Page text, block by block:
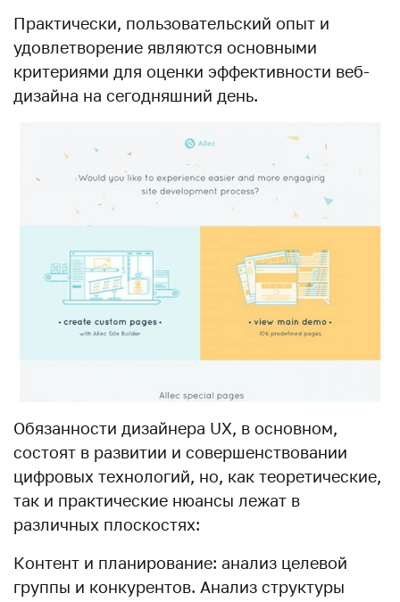
Практически, пользовательский опыт и
удовлетворение являются основными
критериями для оценки эффективности веб-
дизайна на сегодняшний день.
Обязанности дизайнера UX, в основном,
состоят в развитии и совершенствовании
цифровых технологий, но, как теоретические,
так и практические нюансы лежат в
различных плоскостях:
Контент и планирование: анализ целевой
группы и конкурентов. Анализ структуры